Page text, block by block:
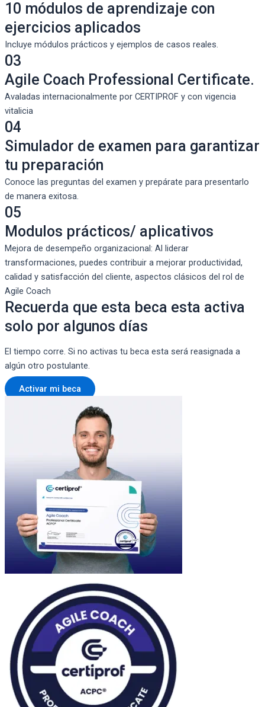
10 módulos de aprendizaje con
ejercicios aplicados
Incluye módulos prácticos y ejemplos de casos reales.
03
Agile Coach Professional Certificate.
Avaladas internacionalmente por CERTIPROF y con vigencia
vitalicia
04
Simulador de examen para garantizar
tu preparación
Conoce las preguntas del examen y prepárate para presentarlo
de manera exitosa.
05
Modulos prácticos/ aplicativos
Mejora de desempeño organizacional: Al liderar
transformaciones, puedes contribuir a mejorar productividad,
calidad y satisfacción del cliente, aspectos clásicos del rol de
Agile Coach
Recuerda que esta beca esta activa
solo por algunos días
El tiempo corre. Si no activas tu beca esta será reasignada a
algún otro postulante.
Activar mi beca